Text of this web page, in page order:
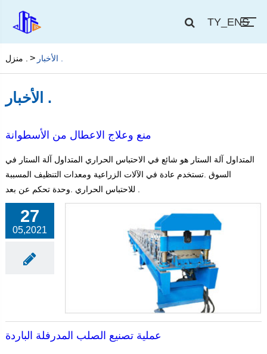
TY_ENS
الأخبار .
منع وعلاج الاعطال من الأسطوانة
المتداول آلة الستار هو شائع في الاحتباس الحراري المتداول آلة الستار في
السوق .تستخدم عادة في الآلات الزراعية ومعدات التنظيف المسببة
27
05,2021
عملية تصنيع الصلب المدرفلة الباردة